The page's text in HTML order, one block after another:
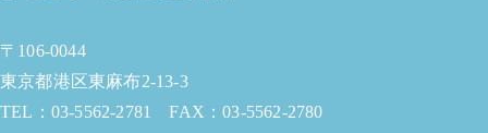
〒106-0044
東京都港区東麻布2-13-3
TEL： 03-5562-2781 FAX：03-5562-2780